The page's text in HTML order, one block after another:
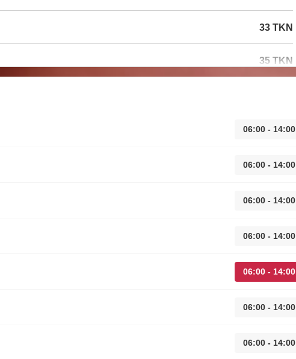
33 TKN
35 TKN
06:00 - 14:00
06:00 - 14:00
06:00 - 14:00
06:00 - 14:00
06:00 - 14:00
06:00 - 14:00
06:00 - 14:00